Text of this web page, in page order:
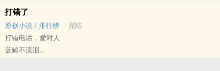
问谁千里伴君行。
晚山眉样翠，秋水镜般明。
不喜勿入，谢谢合作。
现代 - HE - 轻松 - 美食
萨爽名下一共有四家酒吧，工作自由，财富自由，唯独恋爱不自由。
顶着谈恋爱的名义，身边断断续续的，都是年轻男大，以至于她亲近
的朋友都觉得她的取向就是年轻小奶狗。
打错了
原创小说 / 排行榜
完结
打错电话，爱对人
蓝鲸不流泪